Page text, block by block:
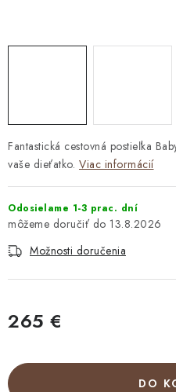
Fantastická cestovná postieľka
vaše dieťatko. Viac informácií
Odosielame 1-3 prac. dní
13.8.2026
Možnosti doručenia
265 €
DO